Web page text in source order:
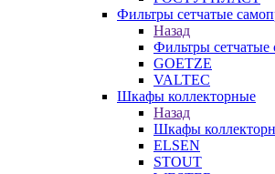
Фильтры сетчатые
Назад
Фильтры
GOETZE
VALTEC
Шкафы коллекторные
Назад
Шкафы
ELSEN
STOUT